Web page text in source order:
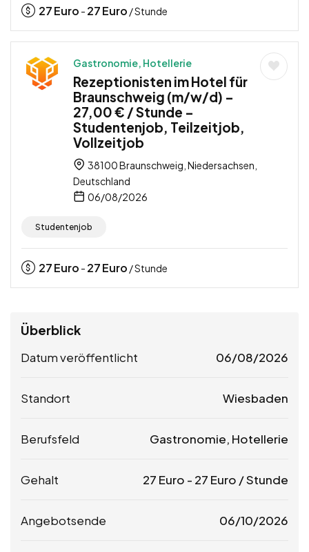
27Euro - 27Euro / Stunde
Gastronomie, Hotellerie
Rezeptionisten im Hotel für
Braunschweig (m/w/d) –
27,00 € / Stunde –
Studentenjob, Teilzeitjob,
Vollzeitjob
38100 Braunschweig, Niedersachsen,
Deutschland
06/08/2026
Studentenjob
27Euro - 27Euro / Stunde
Überblick
Datum veröffentlicht 06/08/2026
Standort Wiesbaden
Berufsfeld Gastronomie, Hotellerie
Gehalt 27 Euro - 27 Euro / Stunde
Angebotsende 06/10/2026